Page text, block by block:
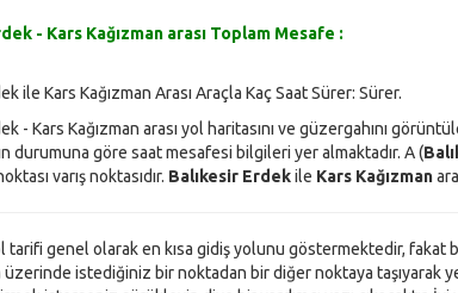
- Kars Kağızman arası Toplam Mesafe :
ile Kars Kağızman Arası Araçla Kaç Saat Sürer: Sürer.
- Kars Kağızman arası yol haritasını ve güzergahını
durumuna göre saat mesafesi bilgileri yer almaktadır. A (
varış noktasıdır. Balıkesir Erdekile Kars Kağızman
tarifi genel olarak en kısa gidiş yolunu göstermektedir, fakat
istediğiniz bir noktadan bir diğer noktaya taşıyarak